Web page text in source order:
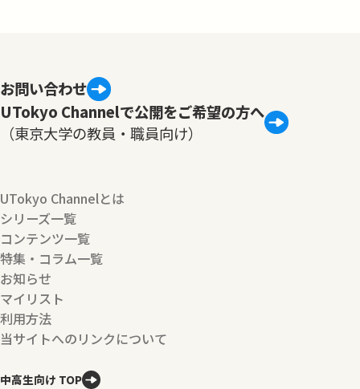
お問い合わせ
UTokyo Channelで公開をご希望の方へ
（東京大学の教員・職員向け）
UTokyo Channelとは
シリーズ一覧
コンテンツ一覧
特集・コラム一覧
お知らせ
マイリスト
利用方法
当サイトへのリンクについて
中高生向け TOP